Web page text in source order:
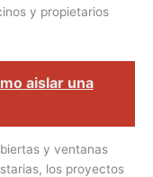
y propietarios
aislar una
y ventanas
los proyectos